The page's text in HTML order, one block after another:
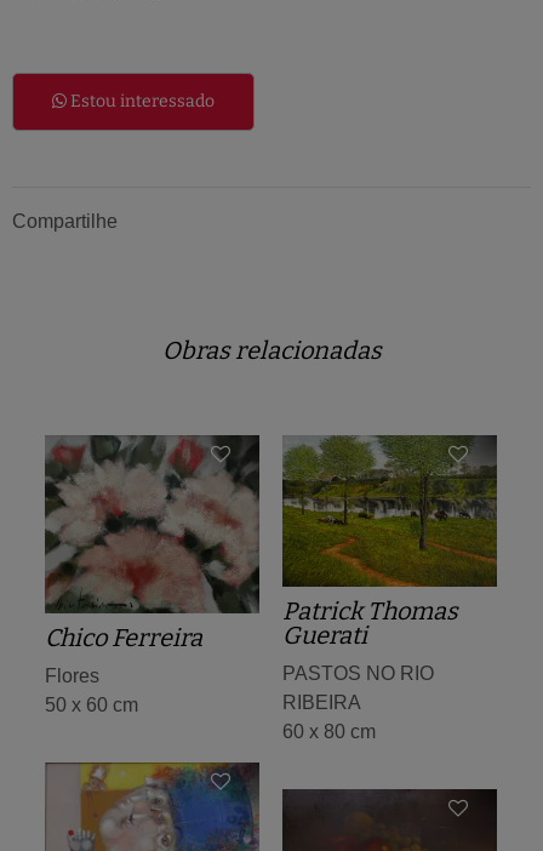
Estou interessado
Compartilhe
Obras relacionadas
Chico Ferreira
Flores
50 x 60 cm
Patrick Thomas
Guerati
PASTOS NO RIO
RIBEIRA
60 x 80 cm